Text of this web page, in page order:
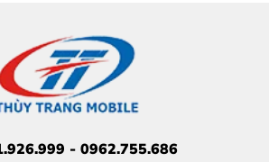
- 0962.755.686